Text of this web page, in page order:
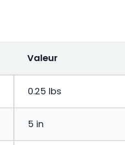
Valeur
0.25 lbs
5 in